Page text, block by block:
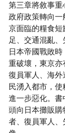
第三章將敘事重
政府政策轉向一
京面臨的糧食短
足、交通混亂、
日本帝國戰敗
重破壞，東京亦
復員軍人、海
民湧入都市，
進一步惡化。
頭向日本攤販購
者、復員軍人